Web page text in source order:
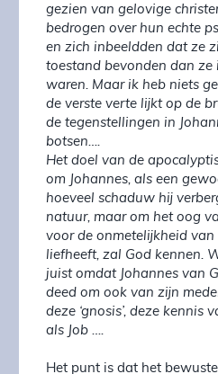
gezien van gelovige
bedrogen over hun echte
en zich inbeeldden dat ze
toestand bevonden dan ze
waren. Maar ik heb niets
de verste verte lijkt op de
de tegenstellingen in
botsen….
Het doel van de
om Johannes, als een
hoeveel schaduw hij
natuur, maar om het oog
voor de onmetelijkheid
liefheeft, zal God kennen.
juist omdat Johannes van
deed om ook van zijn
deze ‘gnosis’, deze kennis
als Job ….
Het punt is dat het